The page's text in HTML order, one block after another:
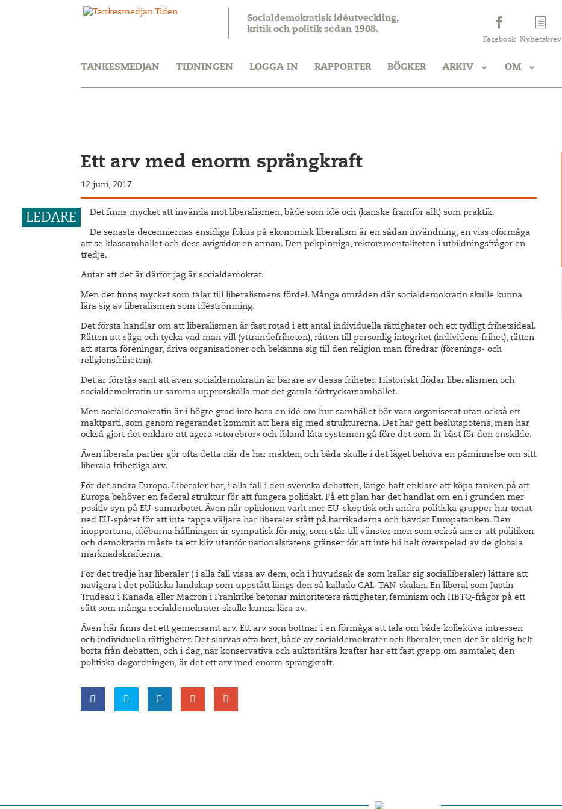
Socialdemokratisk idéutveckling,
kritik och politik sedan 1908.
Facebook Nyhetsbrev
TANKESMEDJAN TIDNINGEN LOGGA IN RAPPORTER BÖCKER ARKIV OM
Ett arv med enorm sprängkraft
12 juni, 2017
Det finns mycket att invända mot liberalismen, både som idé och (kanske framför allt) som praktik.
De senaste decenniernas ensidiga fokus på ekonomisk liberalism är en sådan invändning, en viss oförmåga
att se klassamhället och dess avigsidor en annan. Den pekpinniga, rektorsmentaliteten i utbildningsfrågor en
tredje.
Antar att det är därför jag är socialdemokrat.
Men det finns mycket som talar till liberalismens fördel. Många områden där socialdemokratin skulle kunna
lära sig av liberalismen som idéströmning.
Det första handlar om att liberalismen är fast rotad i ett antal individuella rättigheter och ett tydligt frihetsideal.
Rätten att säga och tycka vad man vill (yttrandefriheten), rätten till personlig integritet (individens frihet), rätten
att starta föreningar, driva organisationer och bekänna sig till den religion man föredrar (förenings- och
religionsfriheten).
Det är förstås sant att även socialdemokratin är bärare av dessa friheter. Historiskt flödar liberalismen och
socialdemokratin ur samma upprorskälla mot det gamla förtryckarsamhället.
Men socialdemokratin är i högre grad inte bara en idé om hur samhället bör vara organiserat utan också ett
maktparti, som genom regerandet kommit att liera sig med strukturerna. Det har gett beslutspotens, men har
också gjort det enklare att agera »storebror« och ibland låta systemen gå före det som är bäst för den enskilde.
Även liberala partier gör ofta detta när de har makten, och båda skulle i det läget behöva en påminnelse om sitt
liberala frihetliga arv.
För det andra Europa. Liberaler har, i alla fall i den svenska debatten, länge haft enklare att köpa tanken på att
Europa behöver en federal struktur för att fungera politiskt. På ett plan har det handlat om en i grunden mer
positiv syn på EU-samarbetet. Även när opinionen varit mer EU-skeptisk och andra politiska grupper har tonat
ned EU-spåret för att inte tappa väljare har liberaler stått på barrikaderna och hävdat Europatanken. Den
inopportuna, idéburna hållningen är sympatisk för mig, som står till vänster men som också anser att politiken
och demokratin måste ta ett kliv utanför nationalstatens gränser för att inte bli helt överspelad av de globala
marknadskrafterna.
För det tredje har liberaler ( i alla fall vissa av dem, och i huvudsak de som kallar sig socialliberaler) lättare att
navigera i det politiska landskap som uppstått längs den så kallade GAL-TAN-skalan. En liberal som Justin
Trudeau i Kanada eller Macron i Frankrike betonar minoriteters rättigheter, feminism och HBTQ-frågor på ett
sätt som många socialdemokrater skulle kunna lära av.
Även här finns det ett gemensamt arv. Ett arv som bottnar i en förmåga att tala om både kollektiva intressen
och individuella rättigheter. Det slarvas ofta bort, både av socialdemokrater och liberaler, men det är aldrig helt
borta från debatten, och i dag, när konservativa och auktoritära krafter har ett fast grepp om samtalet, den
politiska dagordningen, är det ett arv med enorm sprängkraft.